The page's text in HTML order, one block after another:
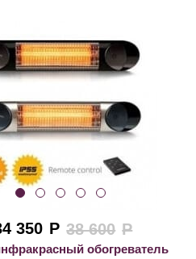
350 Р 38 600 Р
обогреватель